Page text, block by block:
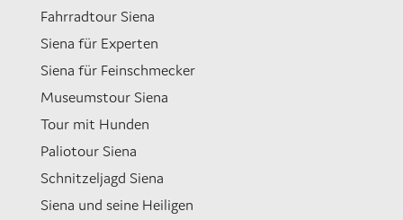
Fahrradtour Siena
Siena für Experten
Siena für Feinschmecker
Museumstour Siena
Tour mit Hunden
Paliotour Siena
Schnitzeljagd Siena
Siena und seine Heiligen